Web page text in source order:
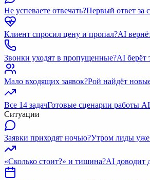
Не успеваете отвечать?Первый ответ за
Клиент спросил цену и пропал?AI
Звонки уходят в пропущенные?AI берёт
Мало входящих заявок?Рой найдёт
Все 14 задачГотовые сценарии работы AI
Ситуации
Заявки приходят ночью?Утром лиды
«Сколько стоит?» и тишина?AI доводит